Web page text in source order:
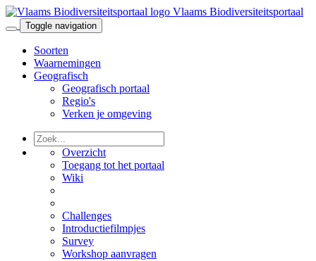
Vlaams Biodiversiteitsportaal
Toggle navigation
Soorten
Waarnemingen
Geografisch
Geografisch portaal
Regio's
Verken je omgeving
Overzicht
Toegang tot het portaal
Wiki
Challenges
Introductiefilmpjes
Survey
Workshop aanvragen